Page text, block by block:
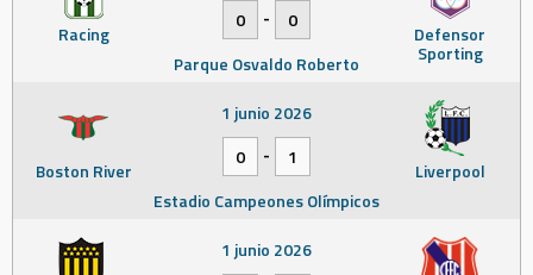
Racing Defensor
Sporting
0
-
0
Parque Osvaldo Roberto
Boston River Liverpool
1 junio 2026
0
-
1
Estadio Campeones Olímpicos
1 junio 2026